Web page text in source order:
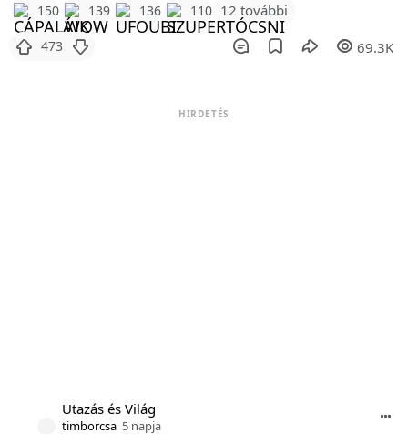
150 139 136 110 12 további
473 69.3K
HIRDETÉS
Utazás és Világ
timborcsa 5 napja